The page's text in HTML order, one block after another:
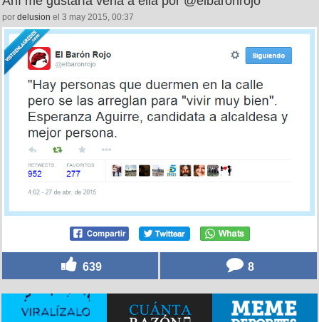
por delusion el 3 may 2015, 00:37
639 8